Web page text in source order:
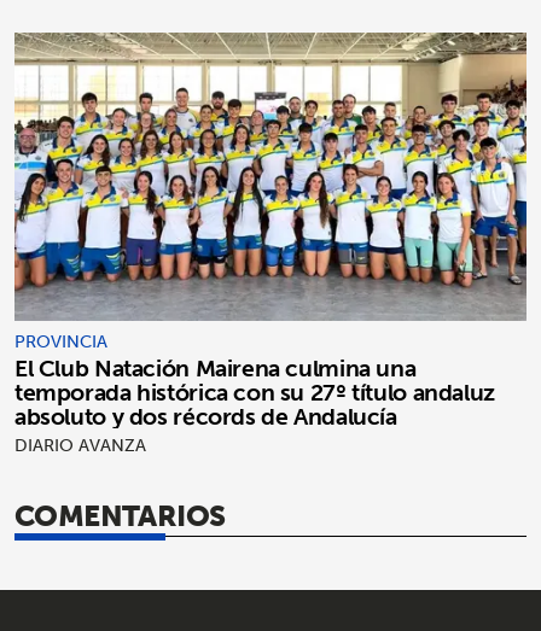
PROVINCIA
El Club Natación Mairena culmina una
temporada histórica con su 27º título andaluz
absoluto y dos récords de Andalucía
DIARIO AVANZA
COMENTARIOS